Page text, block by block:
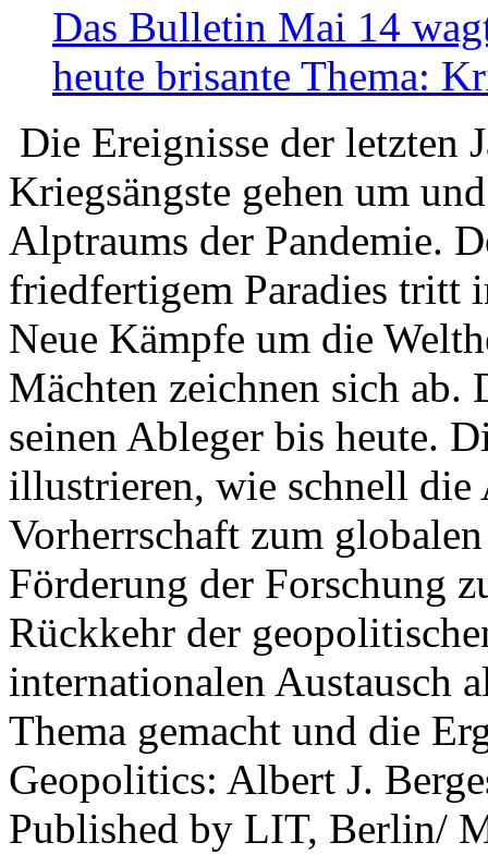
Das Bulletin Mai 14
heute brisante Thema:
Die Ereignisse der letzten
Kriegsängste gehen um
Alptraums der Pandemie.
friedfertigem Paradies tritt
Neue Kämpfe um die
Mächten zeichnen sich
seinen Ableger bis heute.
illustrieren, wie schnell die
Vorherrschaft zum
Förderung der Forschung
Rückkehr der
internationalen Austausch
Thema gemacht und die
Geopolitics: Albert J.
Published by LIT, Berlin/